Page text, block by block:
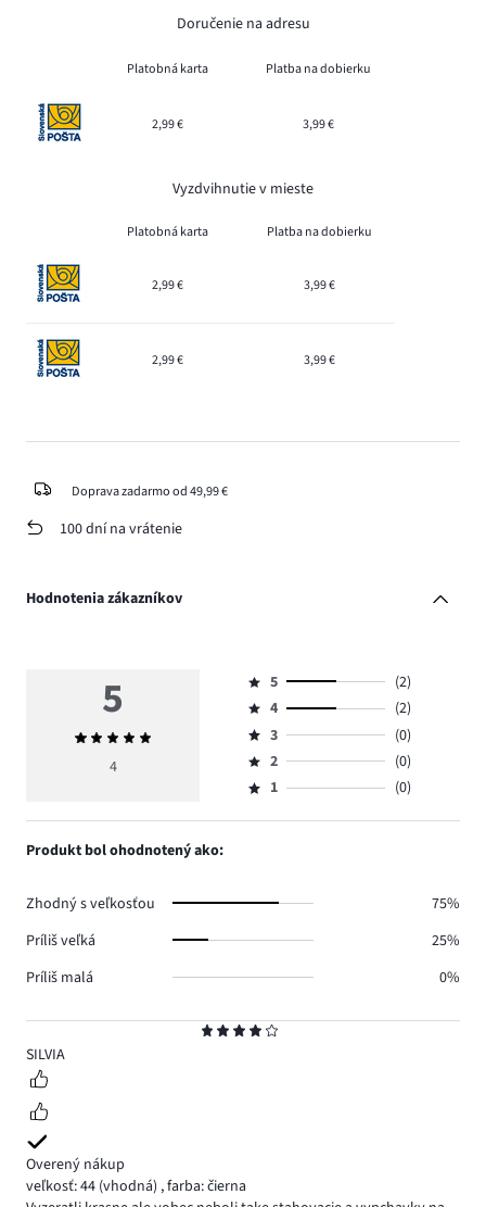
Doručenie na adresu
Platobná karta Platba na dobierku
2,99 € 3,99 €
Vyzdvihnutie v mieste
Platobná karta Platba na dobierku
2,99 € 3,99 €
2,99 € 3,99 €
Doprava zadarmo od 49,99 €
100 dní na vrátenie
Hodnotenia zákazníkov
4
SILVIA
Overený nákup
veľkosť: 44 (vhodná) ,farba: čierna
5
Priemerné
hodnotenie
4
Hodnotenie
5,
počet
hlasov
2.
5
(2)
Hodnotenie
4,
počet
hlasov
4
(2)
Hodnotenie
3,
počet
3
(0)
Hodnotenie
2,
2
(0)
Hodnotenie
1,
1 (0)
Produkt bol ohodnotený ako:
Zhodný s veľkosťou
75%
Príliš veľká
25%
Príliš malá
0%